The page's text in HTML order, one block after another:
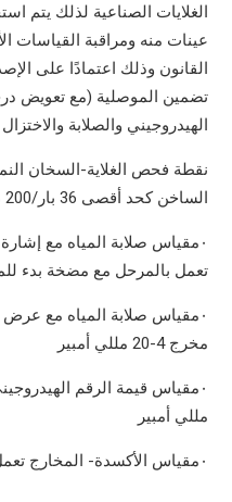
الغلايات الصناعية لذلك يتم
عينات منه ومراقبة القياسات
القانون وذلك اعتمادًا على
تضمين الموصلية (مع تعويض
الهيدروجيني والصلابة والاختزال٠
نقطة فحص الغلاية-السخان
الساخن كحد أقصى بار/200
٠مقياس صلابة المياه مع إشارة
تعمل بالمرحل مع مضخة بدء
٠مقياس صلابة المياه مع عرض
مخرج 4-20 مللي أمبير
٠مقياس قيمة الرقم
مللي أمبير
٠مقياس الأكسدة- المخارج